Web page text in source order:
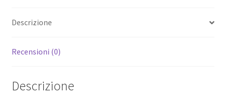
Descrizione
Recensioni (0)
Descrizione